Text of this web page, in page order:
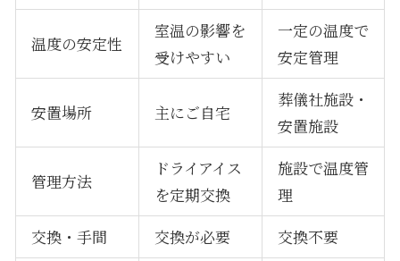
温度の安定性
室温の影響を
受けやすい
一定の温度で
安定管理
安置場所 主にご自宅
葬儀社施設・
安置施設
管理方法
ドライアイス
を定期交換
施設で温度管
理
交換・手間
交換が必要 交換不要